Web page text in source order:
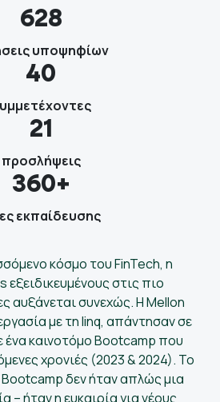
628
υποψηφίων
40
21
προσλήψεις
360+
εκπαίδευσης
κόσμο του FinTech, η
στις πιο
αυξάνεται συνεχώς. Η Mellon
με τη linq, απάντησαν σε
ένα καινοτόμο Βootcamp που
χρονιές (2023 & 2024). Το
δεν ήταν απλώς μια
– ήταν η ευκαιρία για νέους